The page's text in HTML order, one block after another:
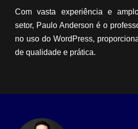
Com vasta experiência e
setor, Paulo Anderson é o
no uso do WordPress,
de qualidade e prática.